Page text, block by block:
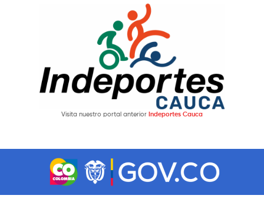
Visita nuestro portal anterior Indeportes Cauca